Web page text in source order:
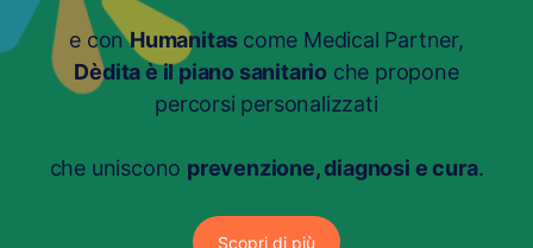
e conHumanitas come Medical Partner,
Dèdita è il piano sanitario che propone
percorsi personalizzati
che uniscono prevenzione, diagnosi e cura.
Scopri di più